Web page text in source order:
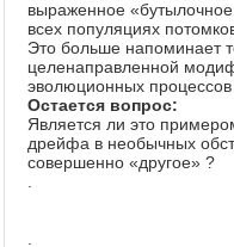
выраженное
всех популяциях
Это больше напоминает
целенаправленной
эволюционных процессов
Остается вопрос:
Является ли это
дрейфа в необычных
совершенно «другое» ?